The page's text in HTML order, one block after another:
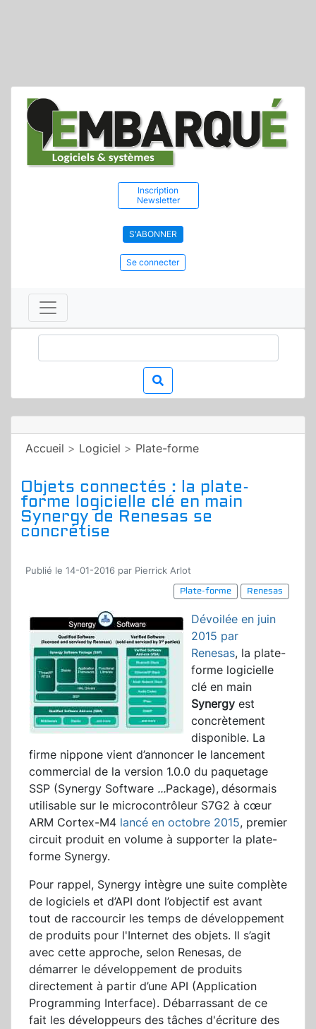
Inscription
Newsletter
S'ABONNER
Se connecter
Accueil > Logiciel > Plate-forme
Objets connectés : la plate-
forme logicielle clé en main
Synergy de Renesas se
concrétise
Publié le 14-01-2016 par Pierrick Arlot
Plate-forme
Renesas
Dévoilée en juin
2015 par
Renesas, la plate-
forme logicielle
clé en main
Synergy est
concrètement
disponible. La
firme nippone vient d’annoncer le lancement
commercial de la version 1.0.0 du paquetage
SSP (Synergy Software ...Package), désormais
utilisable sur le microcontrôleur S7G2 à cœur
ARM Cortex-M4 lancé en octobre 2015, premier
circuit produit en volume à supporter la plate-
forme Synergy.
Pour rappel, Synergy intègre une suite complète
de logiciels et d’API dont l’objectif est avant
tout de raccourcir les temps de développement
de produits pour l'Internet des objets. Il s’agit
avec cette approche, selon Renesas, de
démarrer le développement de produits
directement à partir d’une API (Application
Programming Interface). Débarrassant de ce
fait les développeurs des tâches d'écriture des